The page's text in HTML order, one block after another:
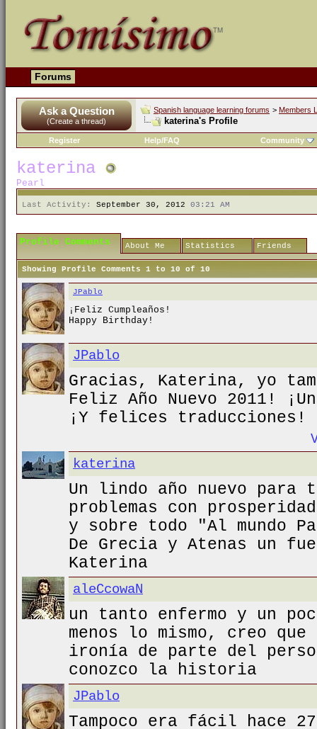
Forums
Ask a Question
(Create a thread)
Spanish language learning forums > Members
katerina's Profile
Register Help/FAQ Community
katerina
Pearl
Last Activity: September 30, 2012 03:21 AM
Profile Comments About Me Statistics Friends
Showing Profile Comments 1 to 10 of 10
JPablo
¡Feliz Cumpleaños!
Happy Birthday!
JPablo
Gracias, Katerina, yo
Feliz Año Nuevo 2011!
¡Y felices traducciones!
katerina
Un lindo año nuevo para
problemas con
y sobre todo "Al mundo
De Grecia y Atenas un
Katerina
aleCcowaN
un tanto enfermo y un
menos lo mismo, creo
ironía de parte del
conozco la historia
JPablo
Tampoco era fácil hace